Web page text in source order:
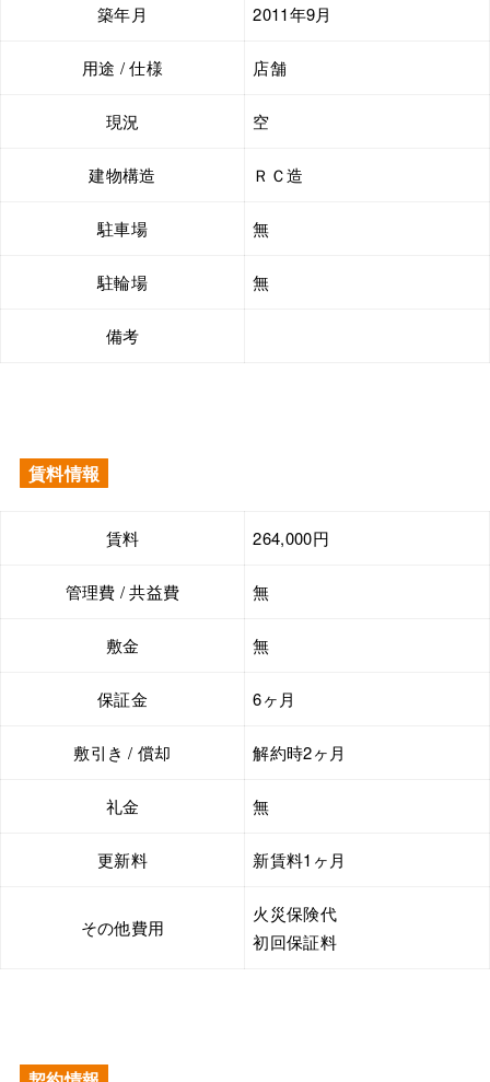
築年月 2011年9月
用途 / 仕様 店舗
現況 空
建物構造 ＲＣ造
駐車場 無
駐輪場 無
備考
賃料情報
賃料 264,000円
管理費 / 共益費 無
敷金 無
保証金 6ヶ月
敷引き / 償却 解約時2ヶ月
礼金 無
更新料 新賃料1ヶ月
その他費用
火災保険代
初回保証料